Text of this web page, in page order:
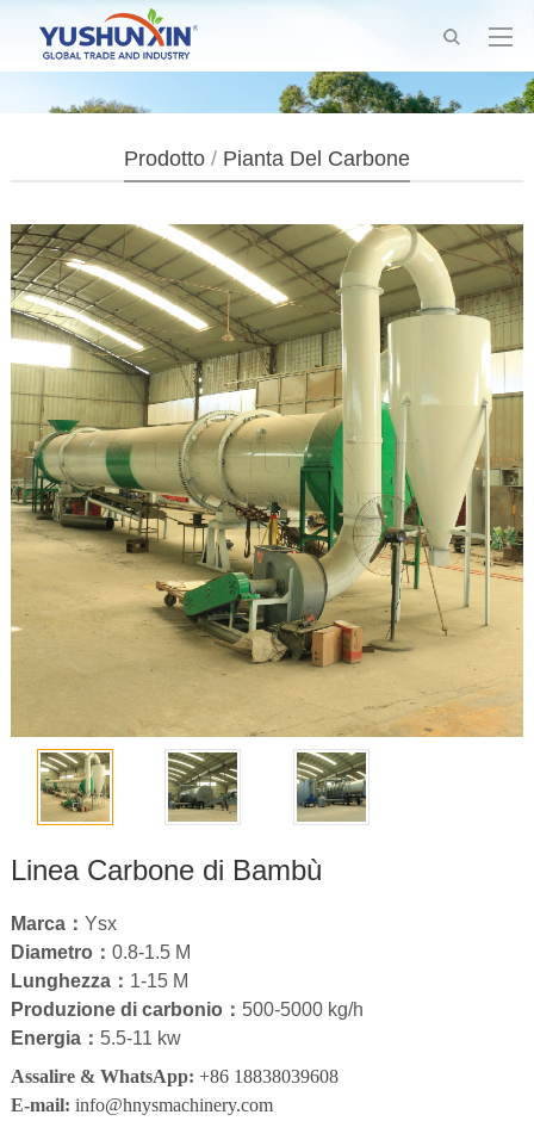
Prodotto / Pianta Del Carbone
Linea Carbone di Bambù
Marca： Ysx
Diametro： 0.8-1.5 M
Lunghezza： 1-15 M
Produzione di carbonio： 500-5000 kg/h
Energia： 5.5-11 kw
Assalire & WhatsApp: +86 18838039608
E-mail: info@hnysmachinery.com